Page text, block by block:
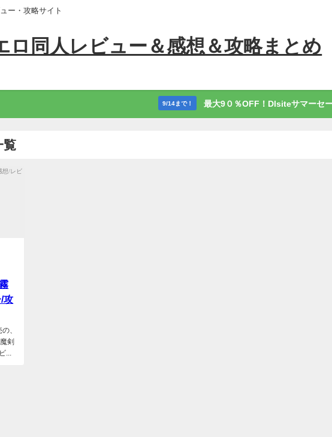
ー・攻略サイト
ロ同人レビュー＆感想＆攻略まとめ
9/14まで！ 最大9０％OFF！Dlsiteサマーセー
覧
攻
、
剣
...